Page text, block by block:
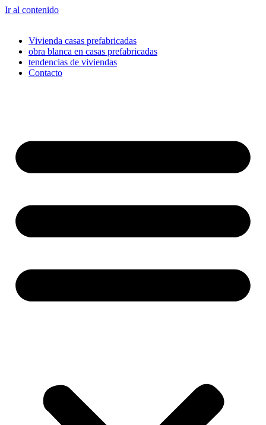
Ir al contenido
Vivienda casas prefabricadas
obra blanca en casas prefabricadas
tendencias de viviendas
Contacto